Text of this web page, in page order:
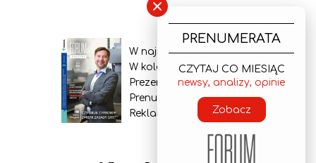
W najnowszym wydaniu
W kolejnym numerze
Prezentacja gazety
Prenumerata
Reklama
×
PRENUMERATA
CZYTAJ CO MIESIĄC
newsy, analizy, opinie
Zobacz